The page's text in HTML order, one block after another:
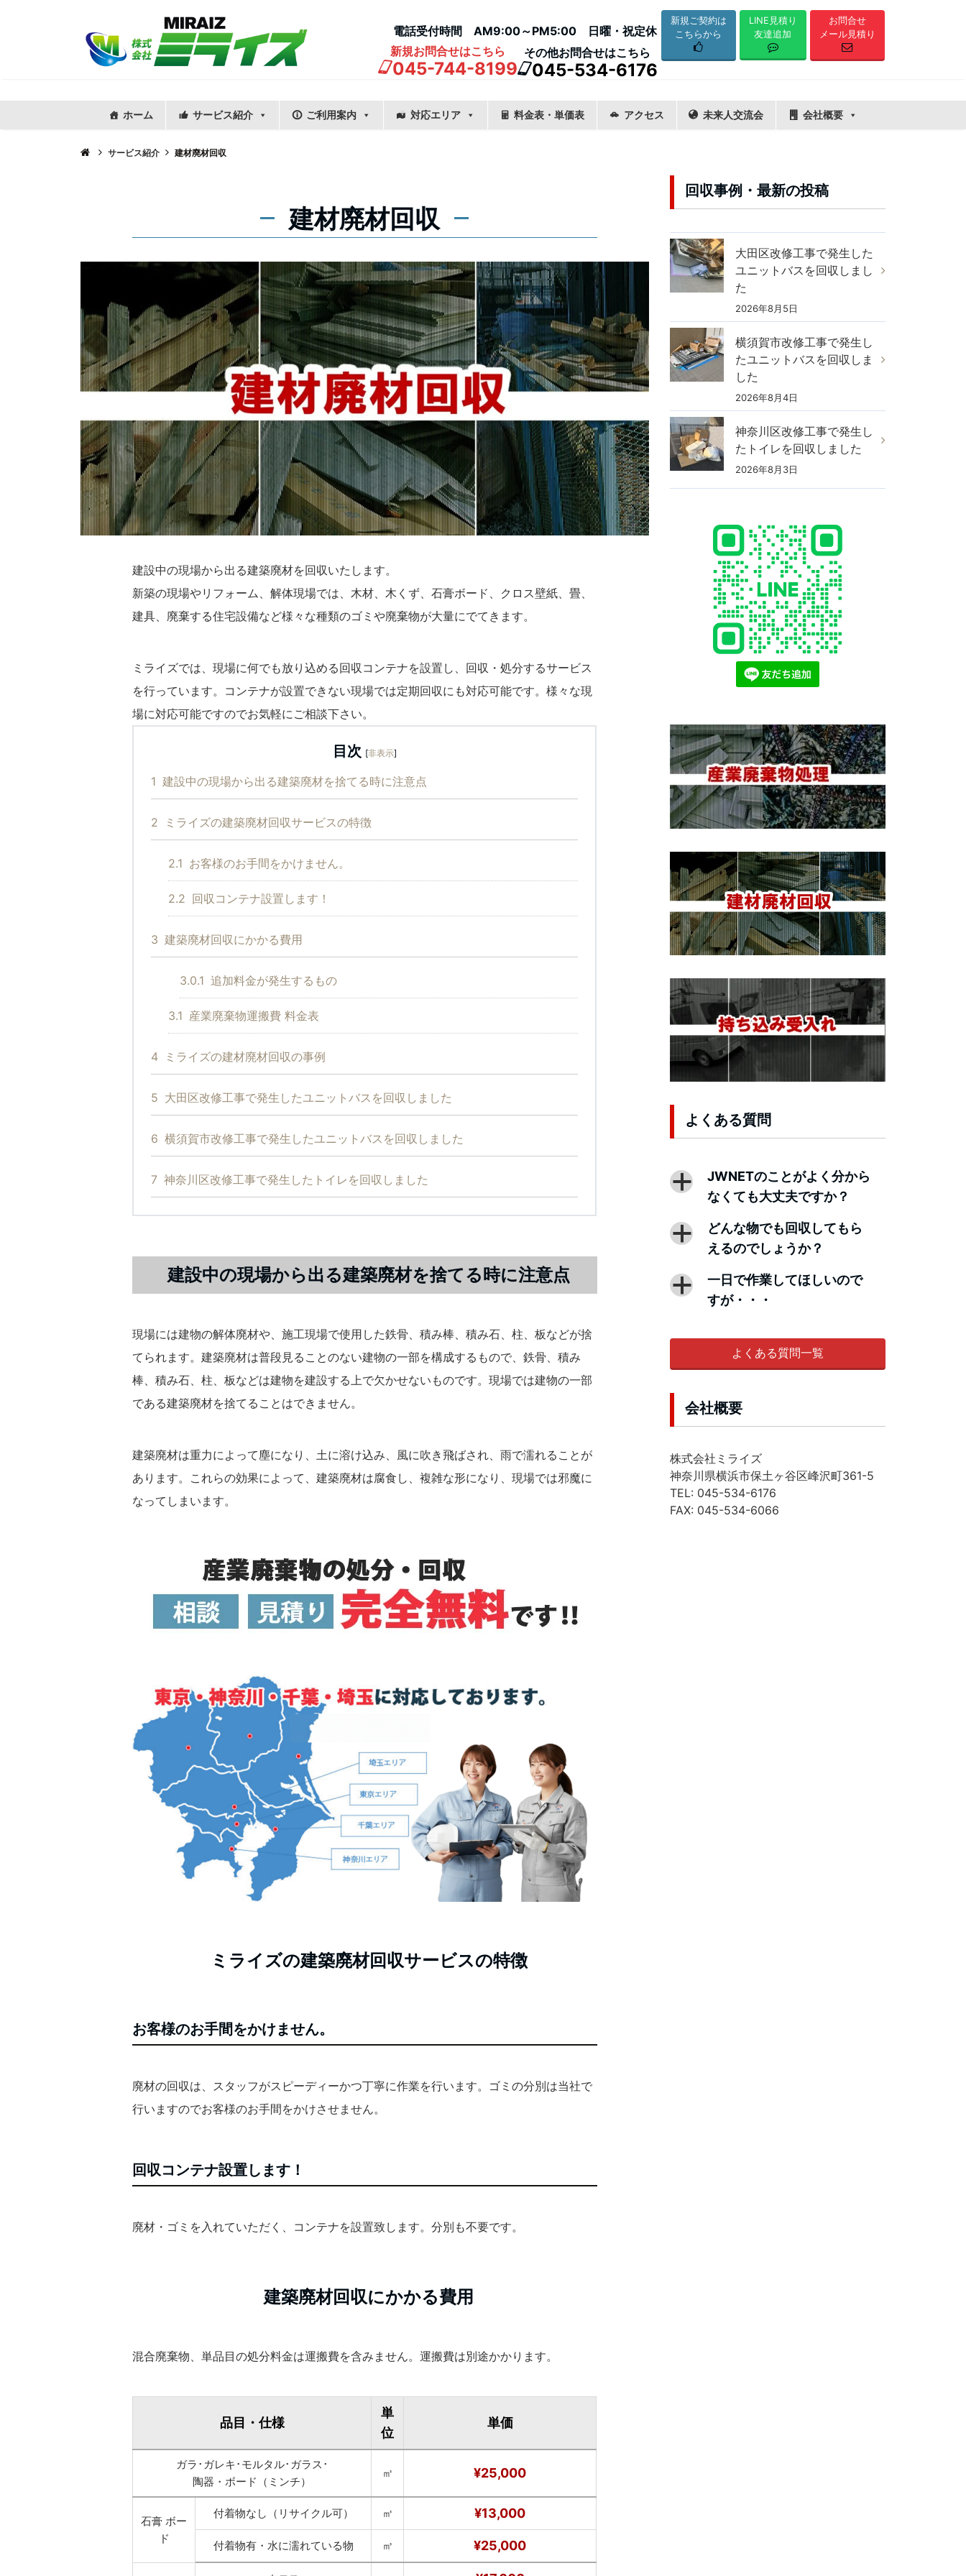
電話受付時間 AM9:00～PM5:00 日曜・祝定休
新規お問合せはこちら
045-744-8199
その他お問合せはこちら
045-534-6176
新規ご契約は
こちらから
LINE見積り
友達追加
お問合せ
メール見積り
ホーム サービス紹介 ご利用案内 対応エリア 料金表・単価表 アクセス 未来人交流会 会社概要
サービス紹介 建材廃材回収
建材廃材回収
建設中の現場から出る建築廃材を回収いたします。
新築の現場やリフォーム、解体現場では、木材、木くず、石膏ボード、クロス壁紙、畳、
建具、廃棄する住宅設備など様々な種類のゴミや廃棄物が大量にでてきます。
ミライズでは、現場に何でも放り込める回収コンテナを設置し、回収・処分するサービス
を行っています。コンテナが設置できない現場では定期回収にも対応可能です。様々な現
場に対応可能ですのでお気軽にご相談下さい。
目次 [非表示]
1 建設中の現場から出る建築廃材を捨てる時に注意点
2 ミライズの建築廃材回収サービスの特徴
2.1 お客様のお手間をかけません。
2.2 回収コンテナ設置します！
3 建築廃材回収にかかる費用
3.0.1 追加料金が発生するもの
3.1 産業廃棄物運搬費 料金表
4 ミライズの建材廃材回収の事例
5 大田区改修工事で発生したユニットバスを回収しました
6 横須賀市改修工事で発生したユニットバスを回収しました
7 神奈川区改修工事で発生したトイレを回収しました
建設中の現場から出る建築廃材を捨てる時に注意点
現場には建物の解体廃材や、施工現場で使用した鉄骨、積み棒、積み石、柱、板などが捨
てられます。建築廃材は普段見ることのない建物の一部を構成するもので、鉄骨、積み
棒、積み石、柱、板などは建物を建設する上で欠かせないものです。現場では建物の一部
である建築廃材を捨てることはできません。
建築廃材は重力によって塵になり、土に溶け込み、風に吹き飛ばされ、雨で濡れることが
あります。これらの効果によって、建築廃材は腐食し、複雑な形になり、現場では邪魔に
なってしまいます。
ミライズの建築廃材回収サービスの特徴
お客様のお手間をかけません。
廃材の回収は、スタッフがスピーディーかつ丁寧に作業を行います。ゴミの分別は当社で
行いますのでお客様のお手間をかけさせません。
回収コンテナ設置します！
廃材・ゴミを入れていただく、コンテナを設置致します。分別も不要です。
建築廃材回収にかかる費用
混合廃棄物、単品目の処分料金は運搬費を含みません。運搬費は別途かかります。
品目・仕様
単
位
単価
ガラ･ガレキ･モルタル･ガラス･
陶器・ボード（ミンチ）
㎥ ¥25,000
石膏 ボー
ド
付着物なし（リサイクル可） ㎥ ¥13,000
付着物有・水に濡れている物 ㎥ ¥25,000
回収事例・最新の投稿
大田区改修工事で発生した
ユニットバスを回収しまし
た
2026年8月5日
横須賀市改修工事で発生し
たユニットバスを回収しま
した
2026年8月4日
神奈川区改修工事で発生し
たトイレを回収しました
2026年8月3日
よくある質問
a
JWNETのことがよく分から
なくても大丈夫ですか？
a
どんな物でも回収してもら
えるのでしょうか？
a
一日で作業してほしいので
すが・・・
よくある質問一覧
会社概要
株式会社ミライズ
神奈川県横浜市保土ヶ谷区峰沢町361-5
TEL: 045-534-6176
FAX: 045-534-6066